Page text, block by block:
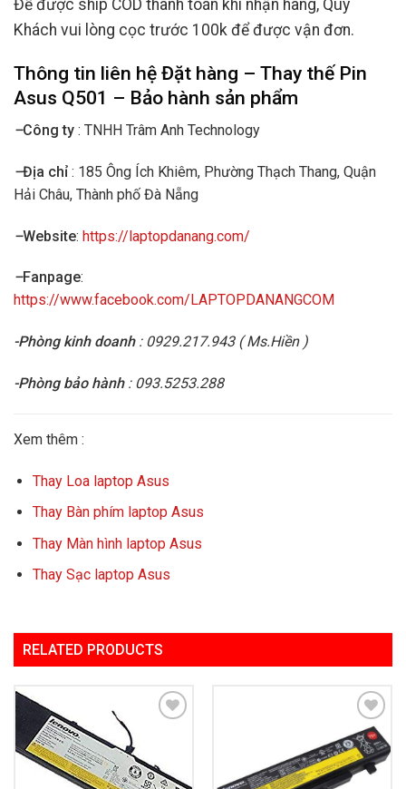
Để được ship COD thanh toán khi nhận hàng, Quý
Khách vui lòng cọc trước 100k để được vận đơn.
Thông tin liên hệ Đặt hàng – Thay thế Pin
Asus Q501 – Bảo hành sản phẩm
–Công ty : TNHH Trâm Anh Technology
–Địa chỉ : 185 Ông Ích Khiêm, Phường Thạch Thang, Quận
Hải Châu, Thành phố Đà Nẵng
–Website: https://laptopdanang.com/
–Fanpage:
https://www.facebook.com/LAPTOPDANANGCOM
-Phòng kinh doanh: 0929.217.943 ( Ms.Hiền )
-Phòng bảo hành: 093.5253.288
Xem thêm :
Thay Loa laptop Asus
Thay Bàn phím laptop Asus
Thay Màn hình laptop Asus
Thay Sạc laptop Asus
RELATED PRODUCTS
Add to
Wishlist